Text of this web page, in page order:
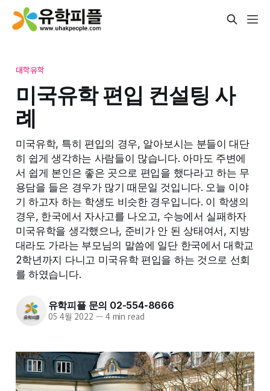
대학유학
미국유학 편입 컨설팅 사
례
미국유학, 특히 편입의 경우, 알아보시는 분들이 대단
히 쉽게 생각하는 사람들이 많습니다. 아마도 주변에
서 쉽게 본인은 좋은 곳으로 편입을 했다라고 하는 무
용담을 들은 경우가 많기 때문일 것입니다. 오늘 이야
기 하고자 하는 학생도 비슷한 경우입니다. 이 학생의
경우, 한국에서 자사고를 나오고, 수능에서 실패하자
미국유학을 생각했으나, 준비가 안 된 상태여서, 지방
대라도 가라는 부모님의 말씀에 일단 한국에서 대학교
2학년까지 다니고 미국유학 편입을 하는 것으로 선회
를 하였습니다.
유학피플 문의 02-554-8666
05 4월 2022 —4 min read